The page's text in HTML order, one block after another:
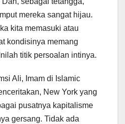
mereka sangat hijau.
kita memasuki atau
kondisinya memang
titik persoalan intinya.
Ali, Imam di Islamic
New York yang
pusatnya kapitalisme
gersang. Tidak ada